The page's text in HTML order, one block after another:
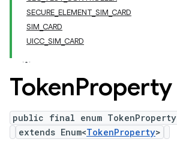
SECURE_ELEMENT_SIM_CARD
SIM_CARD
UICC_SIM_CARD
TokenProperty
public final enum TokenProperty
extends Enum<TokenProperty>